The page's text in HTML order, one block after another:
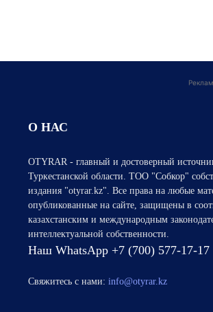
О НАС
OTYRAR - главный и достоверный
Туркестанской области. ТОО "Собкор"
издания "otyrar.kz". Все права на любые
опубликованные на сайте, защищены в
казахстанским и международным
интеллектуальной собственности.
Наш WhatsApp +7 (700) 577-17-17
Свяжитесь с нами: info@otyrar.kz